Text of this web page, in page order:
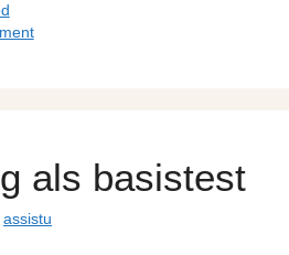
als basistest
assistu